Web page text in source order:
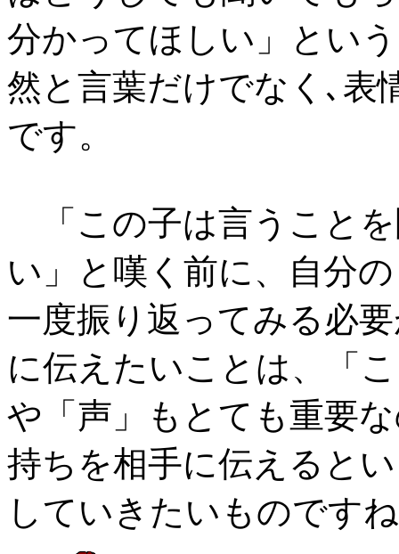
分かってほしい」とい
然と言葉だけでなく､表
です。
「この子は言うこと
い」と嘆く前に、自分
一度振り返ってみる必
に伝えたいことは、「
や「声」もとても重要
持ちを相手に伝えると
していきたいものです